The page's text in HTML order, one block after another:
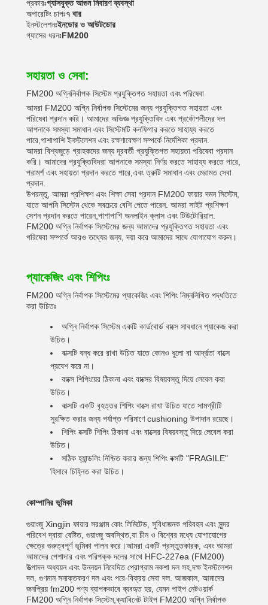
প্রকারঃগ্যাসযুক্ত আগুন নিবারণ ব্যবস্থা
অপারেটিং চাপঃ৭ বার
ইনস্টলেশনঃইনডোর ও আউটডোর
গ্যাসের ধরনঃFM200
সহায়তা ও সেবা:
FM200 অগ্নিনির্বাপক সিস্টেম প্রযুক্তিগত সহায়তা এবং পরিষেবা
আমরা FM200 অগ্নি নির্বাপক সিস্টেমের জন্য প্রযুক্তিগত সহায়তা এবং
পরিষেবা প্রদান করি। আমাদের অভিজ্ঞ প্রযুক্তিবিদ এবং প্রকৌশলীদের দল
আপনাকে সমস্যা সমাধান এবং সিস্টেমটি কনফিগার করতে সাহায্য করতে
পারে,পাশাপাশি ইনস্টলেশন এবং রক্ষণাবেক্ষণ সম্পর্কে নির্দেশিকা প্রদান.
আমরা বিশ্বজুড়ে গ্রাহকদের জন্য দূরবর্তী প্রযুক্তিগত সহায়তা পরিষেবা প্রদান
করি। আমাদের প্রযুক্তিবিদরা আপনাকে সমস্যা নির্ণয় করতে সাহায্য করতে পারে,
পরামর্শ এবং সহায়তা প্রদান করতে পারে,এবং ত্রুটি সমাধান এবং মেরামত সেবা
প্রদান.
উপরন্তু, আমরা প্রশিক্ষণ এবং শিক্ষা সেবা প্রদান FM200 ফায়ার দমন সিস্টেম,
যাতে আপনি সিস্টেম থেকে সবচেয়ে বেশি পেতে পারেন. আমরা সাইট প্রশিক্ষণ
সেশন প্রদান করতে পারেন,পাশাপাশি অনলাইন ক্লাস এবং টিউটোরিয়াল.
FM200 অগ্নি নির্বাপক সিস্টেমের জন্য আমাদের প্রযুক্তিগত সহায়তা এবং
পরিষেবা সম্পর্কে আরও তথ্যের জন্য, দয়া করে আমাদের সাথে যোগাযোগ করুন।
প্যাকেজিং এবং শিপিংঃ
FM200 অগ্নি নির্বাপক সিস্টেমের প্যাকেজিং এবং শিপিং নিম্নলিখিত পদ্ধতিতে
করা উচিতঃ
অগ্নি নির্বাপক সিস্টেম একটি কার্ডবোর্ড বাক্সে সাবধানে প্যাকেজ করা
উচিত।
বাক্সটি বন্ধ করে রাখা উচিত যাতে কোনও ধুলো বা আর্দ্রতা বাক্সে
প্রবেশ করে না।
বাক্সে শিপিংয়ের ঠিকানা এবং বাক্সের বিষয়বস্তু দিয়ে লেবেল করা
উচিত।
বাক্সটি একটি বৃহত্তর শিপিং বাক্সে রাখা উচিত যাতে সামগ্রীটি
সুরক্ষিত করার জন্য পর্যাপ্ত পরিমাণে cushioning উপাদান রয়েছে।
শিপিং বক্সটি শিপিং ঠিকানা এবং বাক্সের বিষয়বস্তু দিয়ে লেবেল করা
উচিত।
সঠিক হ্যান্ডলিং নিশ্চিত করার জন্য শিপিং বক্সটি "FRAGILE"
হিসাবে চিহ্নিত করা উচিত।
কোম্পানির ভূমিকা
গুয়াংজু Xingjin ফায়ার সরঞ্জাম কোং লিমিটেড, সুবিধাজনক পরিবহন এবং সুন্দর
পরিবেশ দ্বারা বেষ্টিত, গুয়াংজু অবস্থিত,যা চীন ও বিশ্বের মধ্যে যোগাযোগের
ক্ষেত্রে গুরুত্বপূর্ণ ভূমিকা পালন করে।আমরা একটি প্রস্তুতকারক, এবং আমরা
আমাদের পেশাদার এবং পরিপক্ক দলের সাথে HFC-227ea (FM200)
উত্পাদন অধ্যয়ন এবং উন্নয়ন নিবেদিত প্রোগ্রাম নকশা দল সহ,দক্ষ ইনস্টলেশন
দল, গুণমান সনাক্তকরণ দল এবং পরে-বিক্রয় সেবা দল. আজকাল, আমাদের
জনপ্রিয় fm200 পণ্য ব্যাপকভাবে ব্যবহৃত হয়, যেমন পাইপ নেটওয়ার্ক
FM200 অগ্নি নির্বাপক সিস্টেম,ক্যাবিনেট টাইপ FM200 অগ্নি নির্বাপক